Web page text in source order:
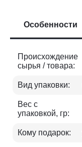
Особенности
Происхождение
сырья / товара:
Вид упаковки:
Вес с
упаковкой, гр:
Кому подарок: